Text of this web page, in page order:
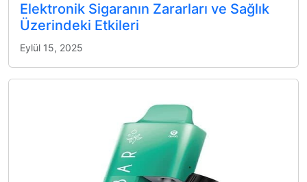
Elektronik Sigaranın Zararları ve Sağlık
Üzerindeki Etkileri
Eylül 15, 2025